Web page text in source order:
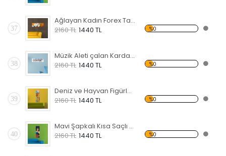
37
Ağlayan Kadın Forex Tablo
2160 TL 1440 TL %0
38
Müzik Aleti çalan Kardan Adamlar Forex Tablo
2160 TL 1440 TL %0
39
Deniz ve Hayvan Figürlü Forex Tablo
2160 TL 1440 TL %0
40
Mavi Şapkalı Kısa Saçlı Kadın Forex Tablo
2160 TL 1440 TL %0